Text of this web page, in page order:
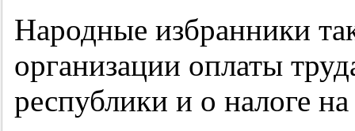
Народные избранники
организации оплаты
республики и о налоге